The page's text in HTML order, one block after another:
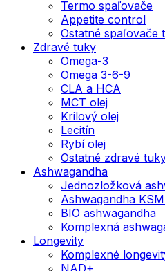
Termo spaľovače
Appetite control
Ostatné spaľovače
Zdravé tuky
Omega-3
Omega 3-6-9
CLA a HCA
MCT olej
Krilový olej
Lecitín
Rybí olej
Ostatné zdravé
Ashwagandha
Jednozložková
Ashwagandha
BIO ashwagandha
Komplexná
Longevity
Komplexné
NAD+